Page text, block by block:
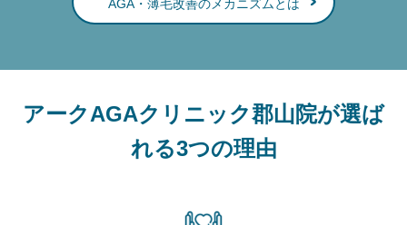
AGA・薄毛改善のメカニズムとは
アークAGAクリニック郡山院が選ば
れる3つの理由